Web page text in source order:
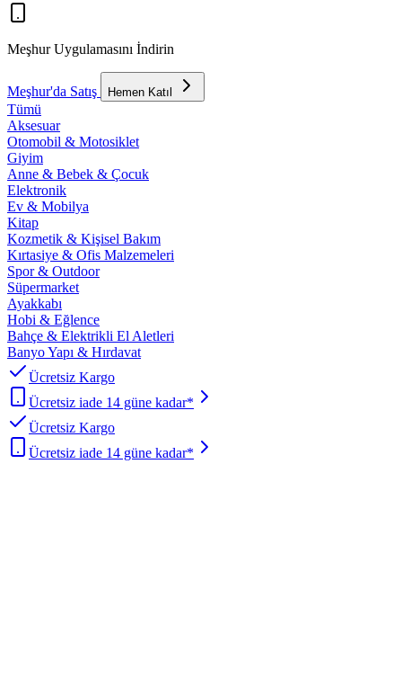
Meşhur Uygulamasını İndirin
Meşhur'da Satış Hemen Katıl
Tümü
Aksesuar
Otomobil & Motosiklet
Giyim
Anne & Bebek & Çocuk
Elektronik
Ev & Mobilya
Kitap
Kozmetik & Kişisel Bakım
Kırtasiye & Ofis Malzemeleri
Spor & Outdoor
Süpermarket
Ayakkabı
Hobi & Eğlence
Bahçe & Elektrikli El Aletleri
Banyo Yapı & Hırdavat
Ücretsiz Kargo
Ücretsiz iade 14 güne kadar*
Ücretsiz Kargo
Ücretsiz iade 14 güne kadar*